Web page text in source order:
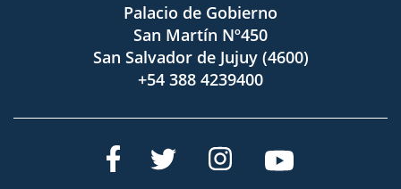
Palacio de Gobierno
San Martín Nº450
San Salvador de Jujuy (4600)
+54 388 4239400